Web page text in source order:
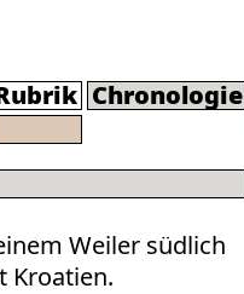
Chronologie
Weiler südlich
Kroatien.